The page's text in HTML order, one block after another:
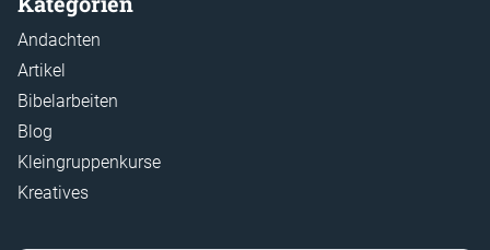
Andachten
Artikel
Bibelarbeiten
Blog
Kleingruppenkurse
Kreatives